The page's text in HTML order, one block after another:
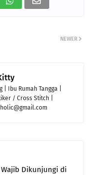
NEWER
| Ibu Rumah Tangga |
/ Cross Stitch |
Wajib Dikunjungi di